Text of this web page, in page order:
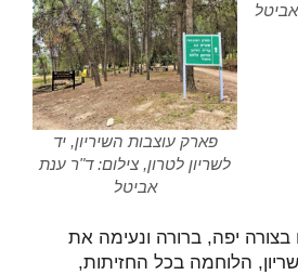
פארק עוצבות השיריון, יד
לשריון לטרון, צילום: ד"ר ענת
אביטל
יפה, ברורה ונעימה את
הלוחמה בכל החזיתות,